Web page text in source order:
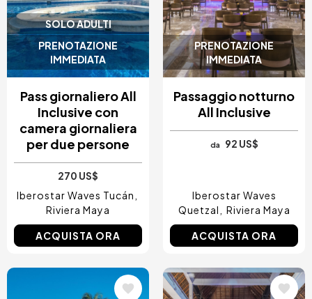
SOLO ADULTI
PRENOTAZIONE
IMMEDIATA
Pass giornaliero All
Inclusive con
camera giornaliera
per due persone
270 US$
Iberostar Waves Tucán
Riviera Maya
ACQUISTA ORA
PRENOTAZIONE
IMMEDIATA
Passaggio notturno
All Inclusive
da 92 US$
Iberostar Waves
Quetzal
Riviera Maya
ACQUISTA ORA
Immagine Immagine